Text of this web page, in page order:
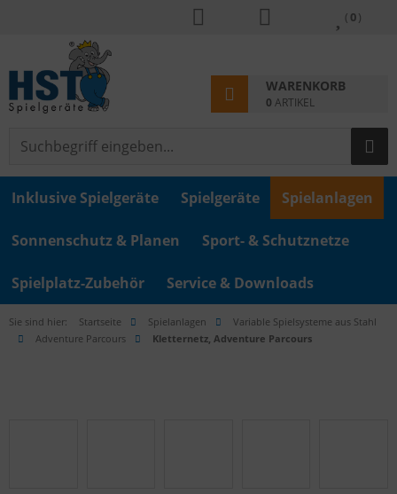
( 0)
WARENKORB
0 ARTIKEL
Inklusive Spielgeräte Spielgeräte Spielanlagen
Sonnenschutz & Planen Sport- & Schutznetze
Spielplatz-Zubehör Service & Downloads
Sie sind hier: Startseite Spielanlagen
Variable Spielsysteme aus Stahl
Adventure Parcours
Kletternetz, Adventure Parcours